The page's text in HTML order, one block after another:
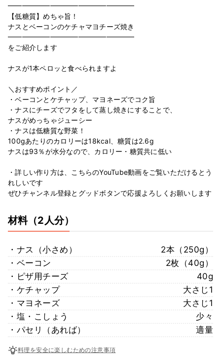
━︎━︎━︎━︎━︎━︎━︎━︎━︎━︎━︎━︎━︎━︎━︎━︎━︎━︎
【低糖質】めちゃ旨！
ナスとベーコンのケチャマヨチーズ焼き
━︎━︎━︎━︎━︎━︎━︎━︎━︎━︎━︎━︎━︎━︎━︎━︎━︎━︎
をご紹介します
ナスが1本ペロッと食べられますよ
＼おすすめポイント／
・ベーコンとケチャップ、マヨネーズでコク旨
・ナスにチーズでフタをして蒸し焼きにすることで、
ナスがめっちゃジューシー
・ナスは低糖質な野菜！
100gあたりのカロリーは18kcal、糖質は2.6g
ナスは93％が水分なので、カロリー・糖質共に低い
・詳しい作り方は、こちらのYouTube動画をご覧いただけるとう
れしいです
ぜひチャンネル登録とグッドボタンで応援よろしくお願いします
材料（2人分）
・ナス（小さめ）
2本（250g）
・ベーコン
2枚（40g）
・ピザ用チーズ
40g
・ケチャップ
大さじ1
・マヨネーズ
大さじ1
・塩・こしょう
少々
・パセリ（あれば）
適量
料理を安全に楽しむための注意事項